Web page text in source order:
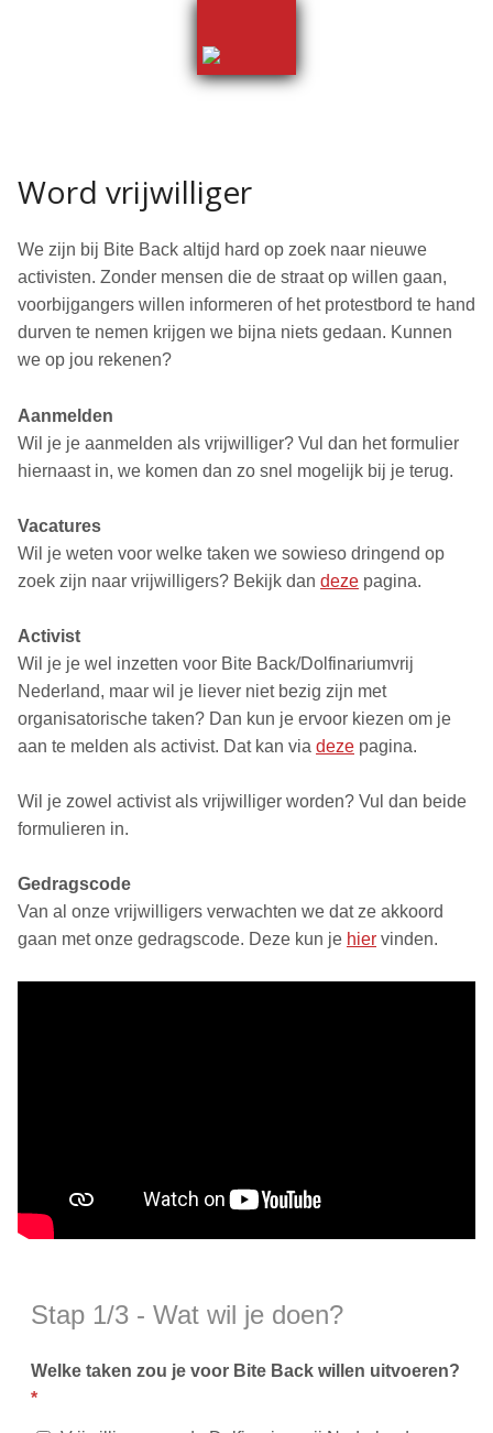
to
content
Word vrijwilliger
We zijn bij Bite Back altijd hard op zoek naar nieuwe
activisten. Zonder mensen die de straat op willen gaan,
voorbijgangers willen informeren of het protestbord te hand
durven te nemen krijgen we bijna niets gedaan. Kunnen
we op jou rekenen?
Aanmelden
Wil je je aanmelden als vrijwilliger? Vul dan het formulier
hiernaast in, we komen dan zo snel mogelijk bij je terug.
Vacatures
Wil je weten voor welke taken we sowieso dringend op
zoek zijn naar vrijwilligers? Bekijk dan deze pagina.
Activist
Wil je je wel inzetten voor Bite Back/Dolfinariumvrij
Nederland, maar wil je liever niet bezig zijn met
organisatorische taken? Dan kun je ervoor kiezen om je
aan te melden als activist. Dat kan via deze pagina.
Wil je zowel activist als vrijwilliger worden? Vul dan beide
formulieren in.
Gedragscode
Van al onze vrijwilligers verwachten we dat ze akkoord
gaan met onze gedragscode. Deze kun je hier vinden.
Stap 1/3 - Wat wil je doen?
Welke taken zou je voor Bite Back willen uitvoeren?
*
Terug naar de homepage